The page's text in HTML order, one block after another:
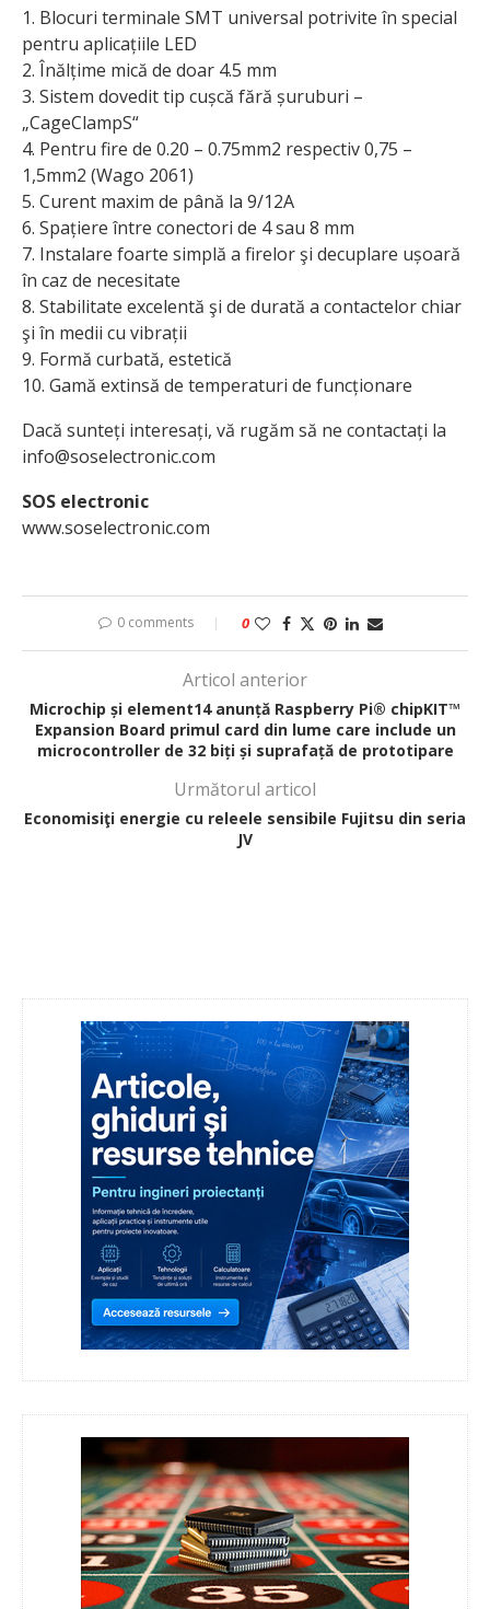
1. Blocuri terminale SMT universal potrivite în special
pentru aplicațiile LED
2. Înălțime mică de doar 4.5 mm
3. Sistem dovedit tip cușcă fără șuruburi –
„CageClampS“
4. Pentru fire de 0.20 – 0.75mm2 respectiv 0,75 –
1,5mm2 (Wago 2061)
5. Curent maxim de până la 9/12A
6. Spațiere între conectori de 4 sau 8 mm
7. Instalare foarte simplă a firelor şi decuplare ușoară
în caz de necesitate
8. Stabilitate excelentă şi de durată a contactelor chiar
şi în medii cu vibrații
9. Formă curbată, estetică
10. Gamă extinsă de temperaturi de funcționare
Dacă sunteți interesați, vă rugăm să ne contactați la
info@soselectronic.com
SOS electronic
www.soselectronic.com
0 comments 0
Articol anterior
Microchip și element14 anunță Raspberry Pi® chipKIT™
Expansion Board primul card din lume care include un
microcontroller de 32 biți și suprafață de prototipare
Următorul articol
Economisiţi energie cu releele sensibile Fujitsu din seria
JV